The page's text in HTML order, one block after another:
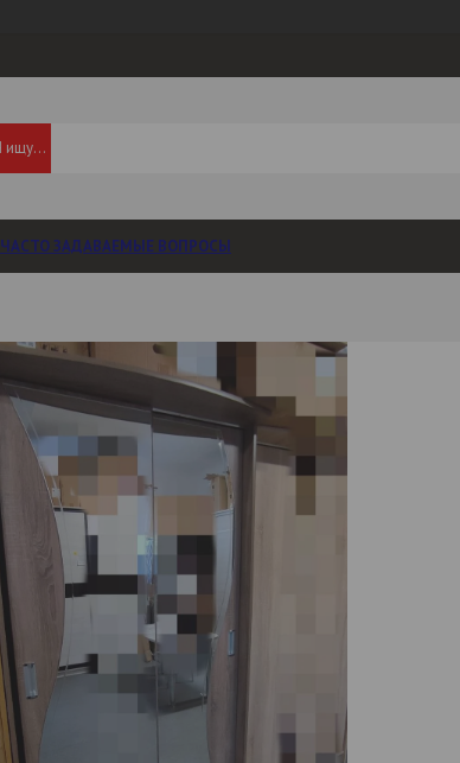
ЧАСТО ЗАДАВАЕМЫЕ ВОПРОСЫ